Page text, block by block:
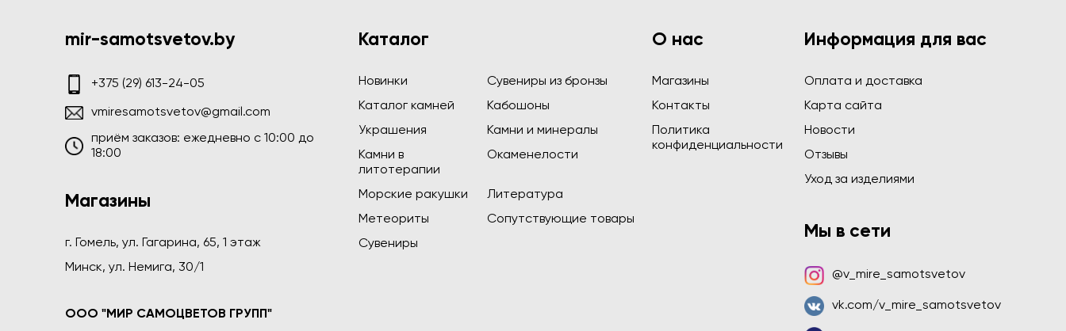
mir-samotsvetov.by
+375 (29) 613-24-05
vmiresamotsvetov@gmail.com
приём заказов: ежедневно c 10:00 до
18:00
Магазины
г. Гомель, ул. Гагарина, 65, 1 этаж
Минск, ул. Немига, 30/1
Каталог
Новинки
Сувениры из бронзы
Каталог камней
Кабошоны
Украшения
Камни и минералы
Камни в
литотерапии
Окаменелости
Морские ракушки
Литература
Метеориты
Сопутствующие товары
Сувениры
ООО "МИР САМОЦВЕТОВ ГРУПП"
О нас
Магазины
Контакты
Политика
конфиденциальности
Информация для вас
Оплата и доставка
Карта сайта
Новости
Отзывы
Уход за изделиями
Мы в сети
@v_mire_samotsvetov
vk.com/v_mire_samotsvetov